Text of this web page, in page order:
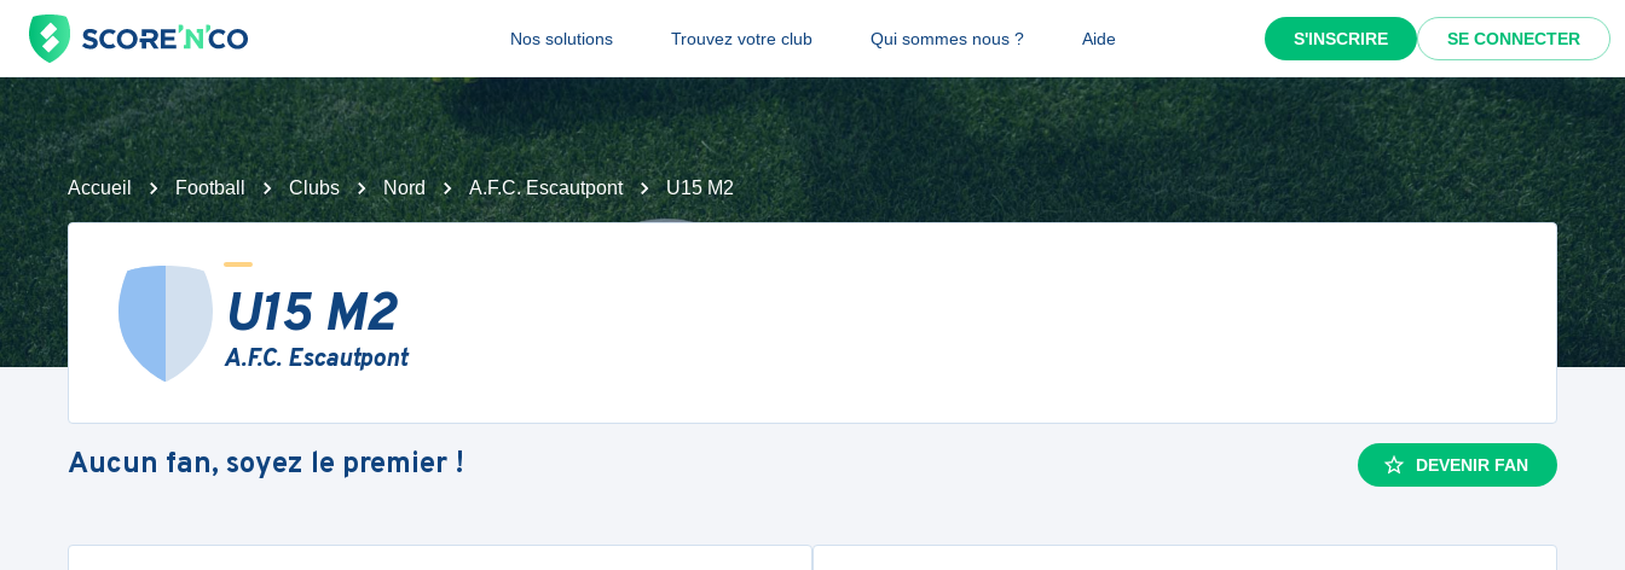
Nos solutions Trouvez votre club Qui sommes nous ? Aide S'INSCRIRE SE CONNECTER
Accueil Football Clubs Nord A.F.C. Escautpont U15 M2
U15 M2
A.F.C. Escautpont
Aucun fan, soyez le premier ! DEVENIR FAN